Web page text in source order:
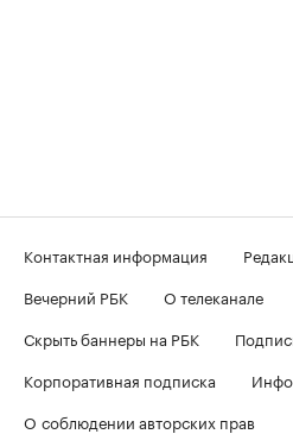
Контактная информация
Вечерний РБК
О телеканале
Скрыть баннеры на РБК
Корпоративная подписка
О соблюдении авторских прав